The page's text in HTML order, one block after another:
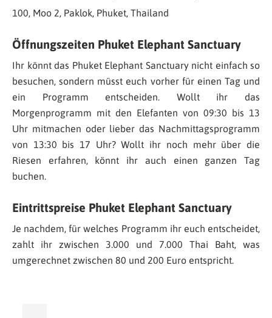
100, Moo 2, Paklok, Phuket, Thailand
Öffnungszeiten Phuket Elephant Sanctuary
Ihr könnt das Phuket Elephant Sanctuary nicht einfach so
besuchen, sondern müsst euch vorher für einen Tag und
ein Programm entscheiden. Wollt ihr das
Morgenprogramm mit den Elefanten von 09:30 bis 13
Uhr mitmachen oder lieber das Nachmittagsprogramm
von 13:30 bis 17 Uhr? Wollt ihr noch mehr über die
Riesen erfahren, könnt ihr auch einen ganzen Tag
buchen.
Eintrittspreise Phuket Elephant Sanctuary
Je nachdem, für welches Programm ihr euch entscheidet,
zahlt ihr zwischen 3.000 und 7.000 Thai Baht, was
umgerechnet zwischen 80 und 200 Euro entspricht.